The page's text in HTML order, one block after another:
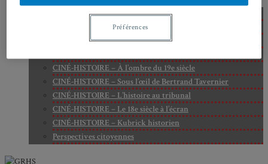
CINÉ-HISTOIRE – Voyage dans le cinéma japonais
CINÉ-HISTOIRE – La femme à la caméra
CINÉ-HISTOIRE – L’histoire comme chaos
CINÉ-HISTOIRE – À l’ombre du 19e siècle
CINÉ-HISTOIRE – Sous l’œil de Bertrand Tavernier
CINÉ-HISTOIRE – L’histoire au tribunal
CINÉ-HISTOIRE – Le 18e siècle à l’écran
CINÉ-HISTOIRE – Kubrick historien
Perspectives citoyennes
Préférences